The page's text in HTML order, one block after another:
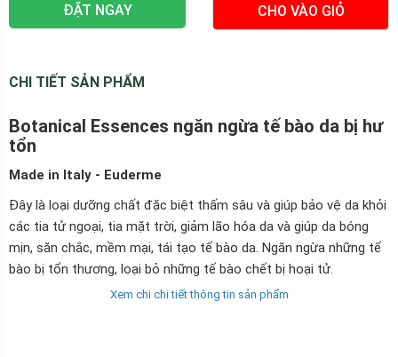
ĐẶT NGAY CHO VÀO GIỎ
CHI TIẾT SẢN PHẨM
Botanical Essences ngăn ngừa tế bào da bị hư
tổn
Made in Italy - Euderme
Đây là loại dưỡng chất đặc biệt thấm sâu và giúp bảo vệ da khỏi
các tia tử ngoại, tia mặt trời, giảm lão hóa da và giúp da bóng
mịn, săn chắc, mềm mại, tái tạo tế bào da. Ngăn ngừa những tế
bào bị tổn thương, loại bỏ những tế bào chết bị hoại tử.
Xem chi chi tiết thông tin sản phẩm